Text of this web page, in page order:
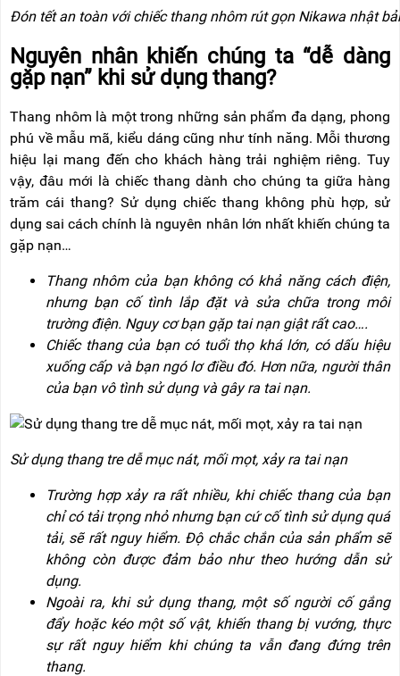
HÀNH
LIÊN
NHÔM
GIÀN
VÁN
THANG
TAY
XE
ĐẨY
HÀNG
BỘ
DÂY
THOÁT
NÂNG
Đón tết an toàn với chiếc thang nhôm rút gọn Nikawa nhật
Nguyên nhân khiến chúng ta “dễ dàng
gặp nạn” khi sử dụng thang?
Thang nhôm là một trong những sản phẩm đa dạng, phong
phú về mẫu mã, kiểu dáng cũng như tính năng. Mỗi thương
hiệu lại mang đến cho khách hàng trải nghiệm riêng. Tuy
vậy, đâu mới là chiếc thang dành cho chúng ta giữa hàng
trăm cái thang? Sử dụng chiếc thang không phù hợp, sử
dụng sai cách chính là nguyên nhân lớn nhất khiến chúng ta
gặp nạn…
Thang nhôm của bạn không có khả năng cách điện,
nhưng bạn cố tình lắp đặt và sửa chữa trong môi
trường điện. Nguy cơ bạn gặp tai nạn giật rất cao….
Chiếc thang của bạn có tuổi thọ khá lớn, có dấu hiệu
xuống cấp và bạn ngó lơ điều đó. Hơn nữa, người thân
của bạn vô tình sử dụng và gây ra tai nạn.
Sử dụng thang tre dễ mục nát, mối mọt, xảy ra tai nạn
Trường hợp xảy ra rất nhiều, khi chiếc thang của bạn
chỉ có tải trọng nhỏ nhưng bạn cứ cố tình sử dụng quá
tải, sẽ rất nguy hiểm. Độ chắc chắn của sản phẩm sẽ
không còn được đảm bảo như theo hướng dẫn sử
dụng.
Ngoài ra, khi sử dụng thang, một số người cố gắng
đẩy hoặc kéo một số vật, khiến thang bị vướng, thực
sự rất nguy hiểm khi chúng ta vẫn đang đứng trên
thang.